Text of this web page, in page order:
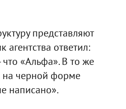
представляют
агентства ответил:
«Альфа». В то же
на черной форме
написано».